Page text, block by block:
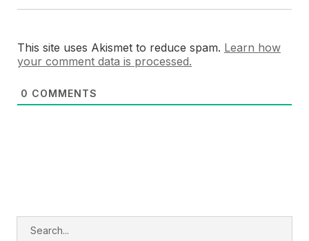
This site uses Akismet to reduce spam. Learn how
your comment data is processed.
0 COMMENTS